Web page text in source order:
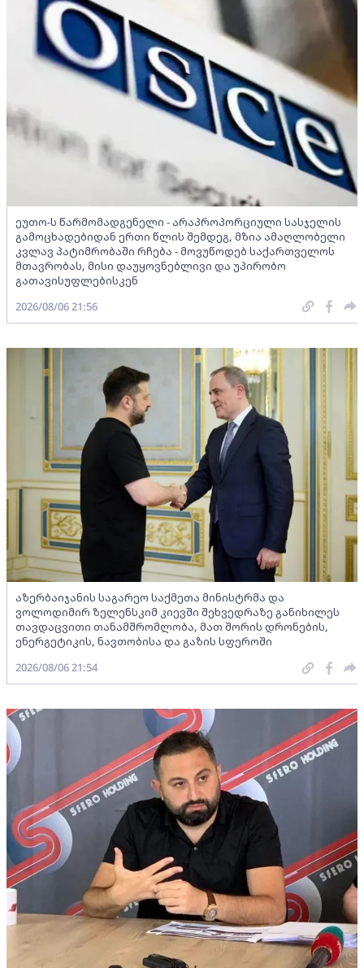
ეუთო-ს წარმომადგენელი - არაპროპორციული სასჯელის
გამოცხადებიდან ერთი წლის შემდეგ, მზია ამაღლობელი
კვლავ პატიმრობაში რჩება - მოვუწოდებ საქართველოს
მთავრობას, მისი დაუყოვნებლივი და უპირობო
გათავისუფლებისკენ
2026/08/06 21:56
აზერბაიჯანის საგარეო საქმეთა მინისტრმა და
ვოლოდიმირ ზელენსკიმ კიევში შეხვედრაზე განიხილეს
თავდაცვითი თანამშრომლობა, მათ შორის დრონების,
ენერგეტიკის, ნავთობისა და გაზის სფეროში
2026/08/06 21:54